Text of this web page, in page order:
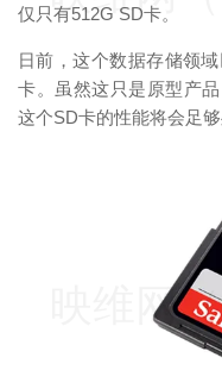
仅只有512G SD卡。
日前，这个数据存储领
卡。虽然这只是原型产
这个SD卡的性能将会足
映维网